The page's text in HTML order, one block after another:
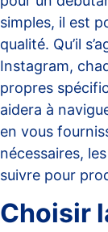
simples, il est
qualité. Qu’il
Instagram,
propres
aidera à
en vous
nécessaires,
suivre pour
Choisir